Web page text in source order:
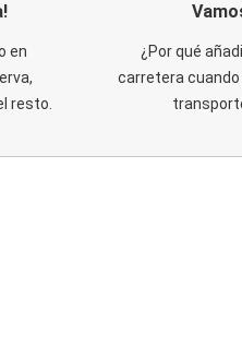
en
resto.
¿Por qué
carretera cuando